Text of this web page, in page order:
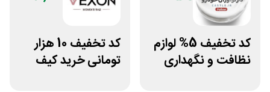
کد تخفیف 5% لوازم
نظافت و نگهداری
کد تخفیف 10 هزار
تومانی خرید کیف